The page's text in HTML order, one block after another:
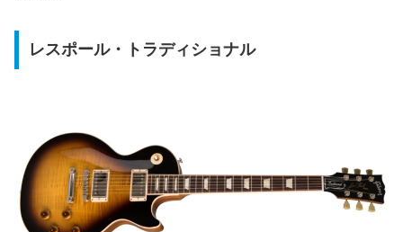
レスポール・トラディショナル